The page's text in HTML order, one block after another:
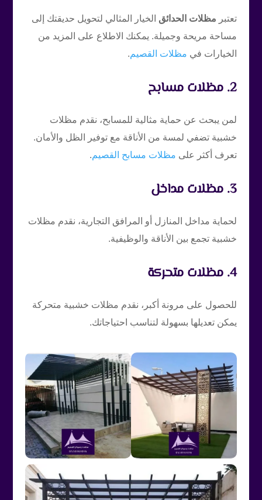
تعتبر مظلات الحدائق الخيار المثالي لتحويل حديقتك إلى
مساحة مريحة وجميلة. يمكنك الاطلاع على المزيد من
الخيارات في مظلات القصيم.
2. مظلات مسابح
لمن يبحث عن حماية مثالية للمسابح، نقدم مظلات
خشبية تضفي لمسة من الأناقة مع توفير الظل والأمان.
تعرف أكثر على مظلات مسابح القصيم.
3. مظلات مداخل
لحماية مداخل المنازل أو المرافق التجارية، نقدم مظلات
خشبية تجمع بين الأناقة والوظيفية.
4. مظلات متحركة
للحصول على مرونة أكبر، نقدم مظلات خشبية متحركة
يمكن تعديلها بسهولة لتناسب احتياجاتك.